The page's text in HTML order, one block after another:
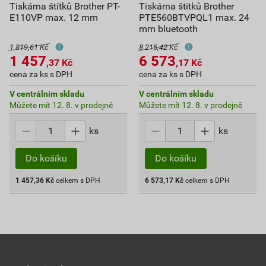
Tiskárna štítků Brother PT-
E110VP max. 12 mm
1 819,61 Kč
1 457,37 Kč
cena za ks s DPH
V centrálním skladu
Můžete mít 12. 8. v prodejně
ks
Do košíku
1 457,36 Kč celkem s DPH
Tiskárna štítků Brother
PTE560BTVPQL1 max. 24
mm bluetooth
8 215,42 Kč
6 573,17 Kč
cena za ks s DPH
V centrálním skladu
Můžete mít 12. 8. v prodejně
ks
Do košíku
6 573,17 Kč celkem s DPH